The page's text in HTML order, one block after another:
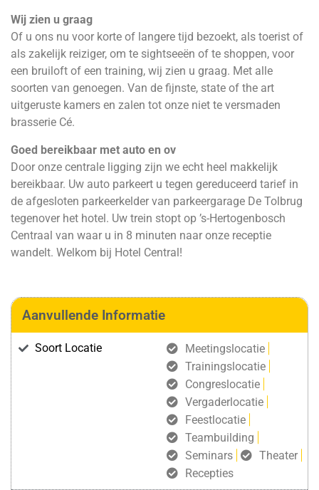
Wij zien u graag
Of u ons nu voor korte of langere tijd bezoekt, als toerist of
als zakelijk reiziger, om te sightseeën of te shoppen, voor
een bruiloft of een training, wij zien u graag. Met alle
soorten van genoegen. Van de fijnste, state of the art
uitgeruste kamers en zalen tot onze niet te versmaden
brasserie Cé.
Goed bereikbaar met auto en ov
Door onze centrale ligging zijn we echt heel makkelijk
bereikbaar. Uw auto parkeert u tegen gereduceerd tarief in
de afgesloten parkeerkelder van parkeergarage De Tolbrug
tegenover het hotel. Uw trein stopt op ’s-Hertogenbosch
Centraal van waar u in 8 minuten naar onze receptie
wandelt. Welkom bij Hotel Central!
Aanvullende Informatie
Soort Locatie
Meetingslocatie
Trainingslocatie
Congreslocatie
Vergaderlocatie
Feestlocatie
Teambuilding
Seminars
Theater
Recepties